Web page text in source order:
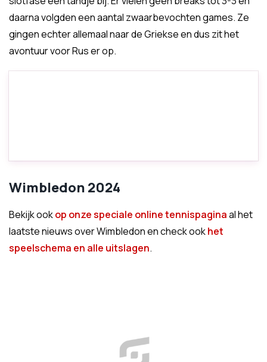
daarna volgden een aantal zwaarbevochten games. Ze
gingen echter allemaal naar de Griekse en dus zit het
avontuur voor Rus er op.
Wimbledon 2024
Bekijk ookop onze speciale online tennispaginaal het
laatste nieuws over Wimbledon en check ookhet
speelschema en alle uitslagen.